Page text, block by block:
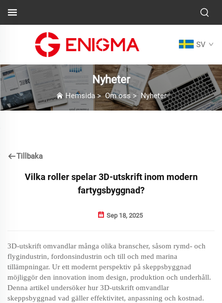
SV
Nyheter
Hemsida>Om oss > Nyheter
Tillbaka
Vilka roller spelar 3D-utskrift inom modern
fartygsbyggnad?
Sep 18, 2025
3D-utskrift omvandlar många olika branscher, såsom rymd- och
flygindustrin, fordonsindustrin och till och med marina
tillämpningar. Ur ett modernt perspektiv på skeppsbyggnad
möjliggör den innovation inom design, produktion och underhåll.
Denna artikel undersöker hur 3D-utskrift omvandlar
skeppsbyggnad vad gäller effektivitet, anpassning och kostnad.